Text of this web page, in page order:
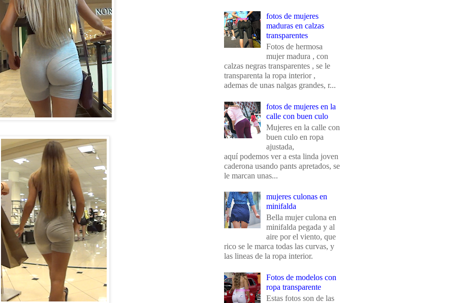
fotos de mujeres
maduras en calzas
transparentes
Fotos de hermosa
mujer madura , con
calzas negras transparentes , se le
transparenta la ropa interior ,
ademas de unas nalgas grandes, r...
fotos de mujeres en la
calle con buen culo
Mujeres en la calle con
buen culo en ropa
ajustada,
aquí podemos ver a esta linda joven
caderona usando pants apretados, se
le marcan unas...
mujeres culonas en
minifalda
Bella mujer culona en
minifalda pegada y al
aire por el viento, que
rico se le marca todas las curvas, y
las lineas de la ropa interior.
Fotos de modelos con
ropa transparente
Estas fotos son de las